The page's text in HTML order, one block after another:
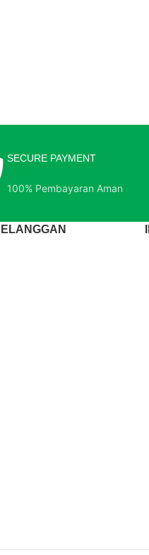
SECURE PAYMENT
100% Pembayaran Aman